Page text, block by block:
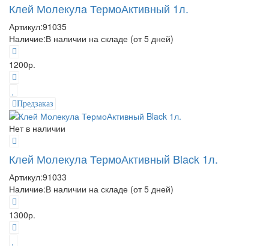
Клей Молекула ТермоАктивный 1л.
Артикул:91035
Наличие:В наличии на складе (от 5 дней)
1200р.
Предзаказ
Нет в наличии
Клей Молекула ТермоАктивный Black 1л.
Артикул:91033
Наличие:В наличии на складе (от 5 дней)
1300р.